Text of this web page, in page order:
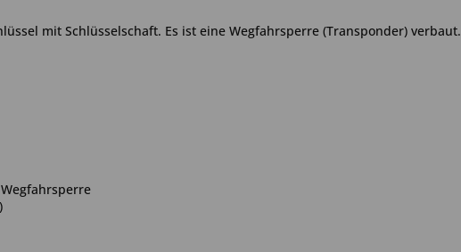
mit Schlüsselschaft. Es ist eine Wegfahrsperre (Transponder) verbaut.